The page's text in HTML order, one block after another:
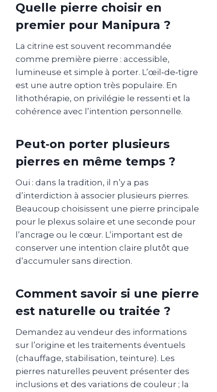
Quelle pierre choisir en
premier pour Manipura ?
La citrine est souvent recommandée
comme première pierre : accessible,
lumineuse et simple à porter. L’œil‑de‑tigre
est une autre option très populaire. En
lithothérapie, on privilégie le ressenti et la
cohérence avec l’intention personnelle.
Peut‑on porter plusieurs
pierres en même temps ?
Oui : dans la tradition, il n’y a pas
d’interdiction à associer plusieurs pierres.
Beaucoup choisissent une pierre principale
pour le plexus solaire et une seconde pour
l’ancrage ou le cœur. L’important est de
conserver une intention claire plutôt que
d’accumuler sans direction.
Comment savoir si une pierre
est naturelle ou traitée ?
Demandez au vendeur des informations
sur l’origine et les traitements éventuels
(chauffage, stabilisation, teinture). Les
pierres naturelles peuvent présenter des
inclusions et des variations de couleur ; la